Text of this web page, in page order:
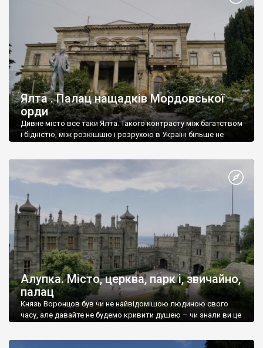
Ялта . Палац нащадків Мордовської
орди
Дивне місто все таки Ялта. Такого контрасту між багатством
і бідністю, між розкішшю і розрухою в Україні більше не
Алупка. Місто, церква, парк і, звичайно,
палац
Князь Воронцов був чи не найвідомішою людиною свого
часу, але давайте не будемо кривити душею – чи знали ви це